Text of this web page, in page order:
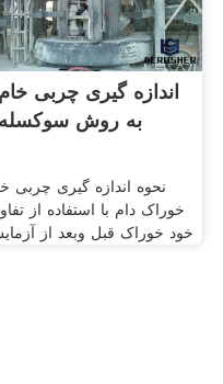
اندازه گیری چربی خام
به روش سوکسله
نحوه اندازه گیری چربی
خوراک دام با استفاده از
خود خوراک قبل وبعد از